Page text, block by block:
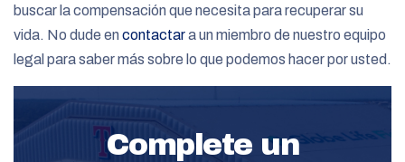
buscar la compensación que necesita para recuperar su
vida. No dude en contactara un miembro de nuestro equipo
legal para saber más sobre lo que podemos hacer por usted.
Complete un